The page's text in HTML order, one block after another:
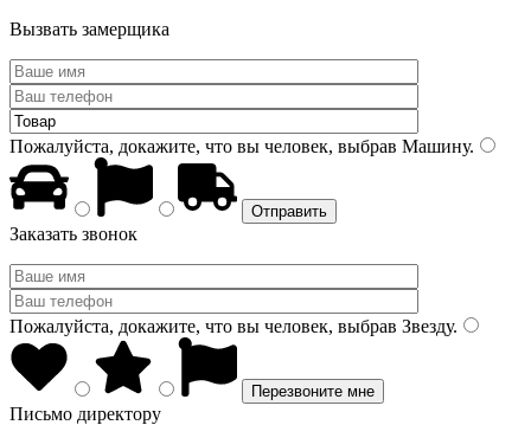
Вызвать замерщика
Пожалуйста, докажите, что вы человек, выбрав Машину.
Заказать звонок
Пожалуйста, докажите, что вы человек, выбрав Звезду.
Письмо директору